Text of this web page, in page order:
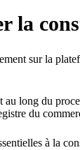
la
sur la
long du
du
à la